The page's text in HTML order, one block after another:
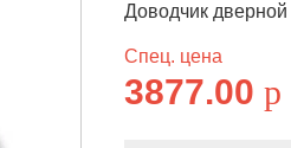
Доводчик
Спец. цена
3877.00p